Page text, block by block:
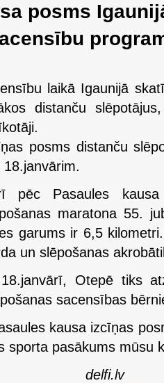
posms
laikā Igaunijā
distanču
posms distanču
pēc Pasaules
maratona 55.
garums ir 6,5
un slēpošanas
Otepē tiks
sacensības
kausa izcīņas
sporta pasākums mūsu
delfi.lv